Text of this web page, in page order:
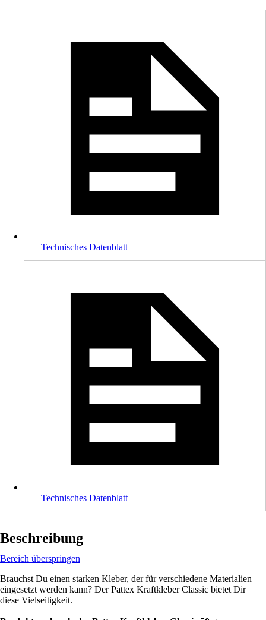
Technisches Datenblatt
Technisches Datenblatt
Beschreibung
Bereich überspringen
Brauchst Du einen starken Kleber, der für verschiedene Materialien
eingesetzt werden kann? Der Pattex Kraftkleber Classic bietet Dir
diese Vielseitigkeit.